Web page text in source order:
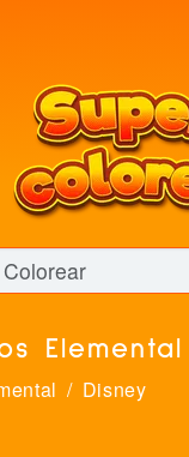
Elemental
Disney